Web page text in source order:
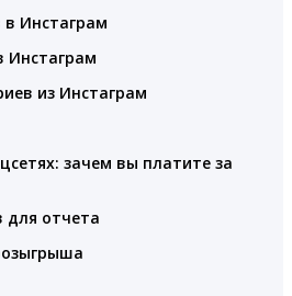
в Инстаграм
Инстаграм
из Инстаграм
зачем вы платите за
для отчета